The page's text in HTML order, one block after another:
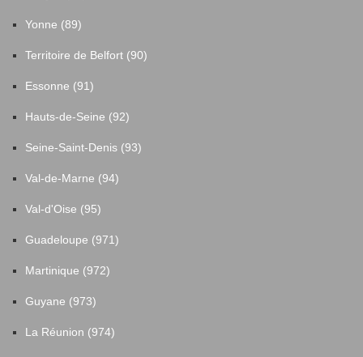
Yonne (89)
Territoire de Belfort (90)
Essonne (91)
Hauts-de-Seine (92)
Seine-Saint-Denis (93)
Val-de-Marne (94)
Val-d'Oise (95)
Guadeloupe (971)
Martinique (972)
Guyane (973)
La Réunion (974)